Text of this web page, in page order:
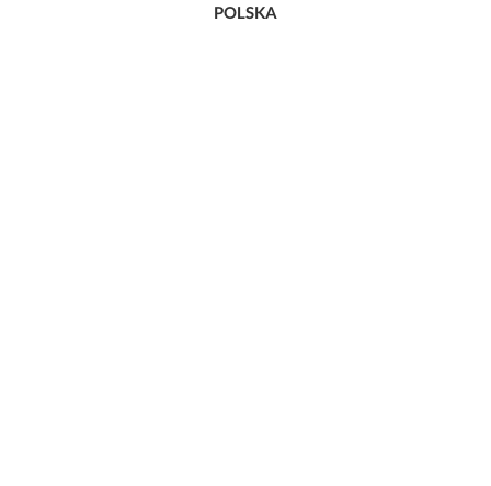
POLSKA